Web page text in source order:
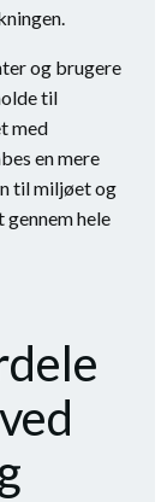
og brugere
til
med
en mere
til miljøet og
hele